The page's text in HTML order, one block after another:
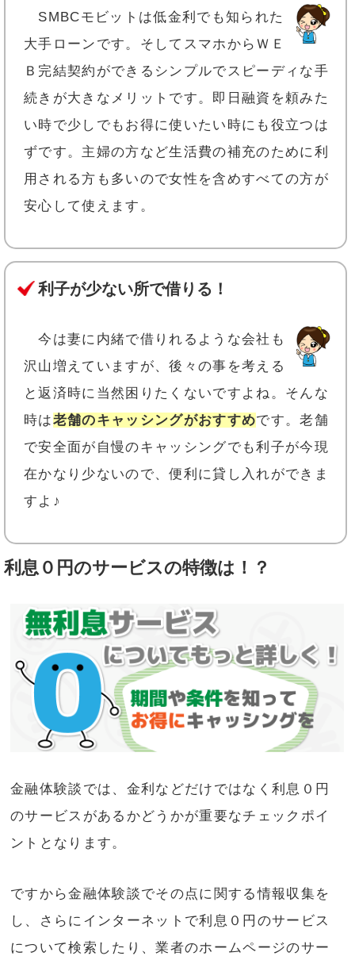
SMBCモビットは低金利でも知られた
大手ローンです。そしてスマホからＷＥ
Ｂ完結契約ができるシンプルでスピーディな手
続きが大きなメリットです。即日融資を頼みた
い時で少しでもお得に使いたい時にも役立つは
ずです。主婦の方など生活費の補充のために利
用される方も多いので女性を含めすべての方が
安心して使えます。
利子が少ない所で借りる！
今は妻に内緒で借りれるような会社も
沢山増えていますが、後々の事を考える
と返済時に当然困りたくないですよね。そんな
時は老舗のキャッシングがおすすめです。老舗
で安全面が自慢のキャッシングでも利子が今現
在かなり少ないので、便利に貸し入れができま
すよ♪
利息０円のサービスの特徴は！？
金融体験談では、金利などだけではなく利息０円
のサービスがあるかどうかが重要なチェックポイ
ントとなります。
ですから金融体験談でその点に関する情報収集を
し、さらにインターネットで利息０円のサービス
について検索したり、業者のホームページのサー